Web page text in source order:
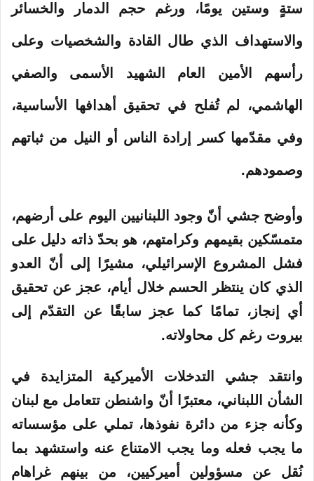
ستةٍ وستين يومًا، ورغم حجم الدمار والخسائر
والاستهداف الذي طال القادة والشخصيات وعلى
رأسهم الأمين العام الشهيد الأسمى والصفي
الهاشمي، لم تُفلح في تحقيق أهدافها الأساسية،
وفي مقدّمها كسر إرادة الناس أو النيل من ثباتهم
وصمودهم.
وأوضح جشي أنّ وجود اللبنانيين اليوم على أرضهم،
متمسّكين بقيمهم وكرامتهم، هو بحدّ ذاته دليل على
فشل المشروع الإسرائيلي، مشيرًا إلى أنّ العدو
الذي كان ينتظر الحسم خلال أيام، عجز عن تحقيق
أي إنجاز، تمامًا كما عجز سابقًا عن التقدّم إلى
بيروت رغم كل محاولاته.
وانتقد جشي التدخلات الأميركية المتزايدة في
الشأن اللبناني، معتبرًا أنّ واشنطن تتعامل مع لبنان
وكأنه جزء من دائرة نفوذها، تملي على مؤسساته
ما يجب فعله وما يجب الامتناع عنه واستشهد بما
نُقل عن مسؤولين أميركيين، من بينهم غراهام